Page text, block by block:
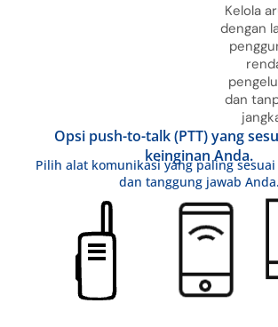
Kelola
dengan
dan
Opsi push-to-talk (PTT) yang
keinginan Anda.
Pilih alat komunikasi yang paling
dan tanggung jawab Anda.